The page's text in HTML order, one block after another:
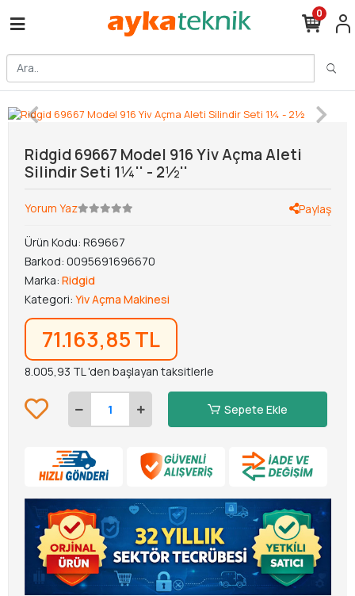
0
Ridgid 69667 Model 916 Yiv Açma Aleti
Silindir Seti 1¼'' - 2½''
Yorum Yaz Paylaş
Ürün Kodu: R69667
Barkod: 0095691696670
Marka: Ridgid
Kategori: Yiv Açma Makinesi
71.163,85 TL
8.005,93 TL 'den başlayan taksitlerle
Sepete Ekle